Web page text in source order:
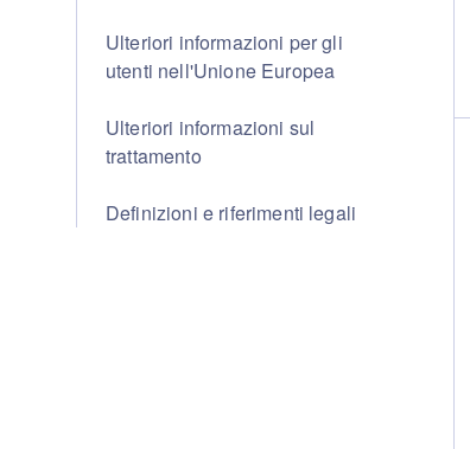
Ulteriori informazioni per gli
utenti nell'Unione Europea
Ulteriori informazioni sul
trattamento
Definizioni e riferimenti legali